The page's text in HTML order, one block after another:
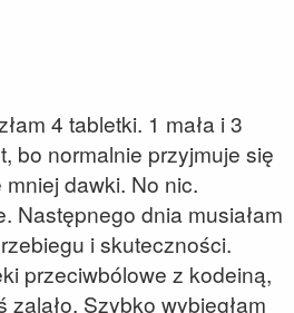
4 tabletki. 1 mała i 3
bo normalnie przyjmuje się
dawki. No nic.
Następnego dnia musiałam
i skuteczności.
przeciwbólowe z kodeiną,
Szybko wybiegłam